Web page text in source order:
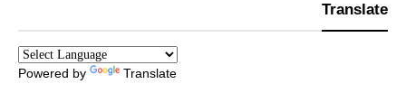
Translate
Powered by Translate